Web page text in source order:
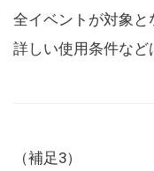
全イベントが対象と
詳しい使用条件など
（補足3）